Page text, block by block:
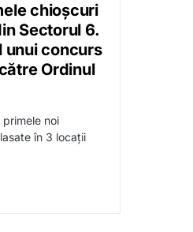
chioșcuri
Sectorul 6.
unui concurs
Ordinul
noi
în 3 locații